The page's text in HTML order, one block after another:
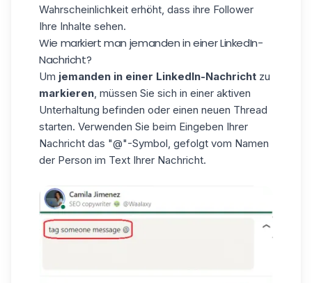
Wahrscheinlichkeit erhöht, dass ihre Follower
Ihre Inhalte sehen.
Wie markiert man jemanden in einer LinkedIn-
Nachricht?
Um jemanden in einer LinkedIn-Nachricht zu
markieren , müssen Sie sich in einer aktiven
Unterhaltung befinden oder einen neuen Thread
starten. Verwenden Sie beim Eingeben Ihrer
Nachricht das "@"-Symbol, gefolgt vom Namen
der Person im Text Ihrer Nachricht.